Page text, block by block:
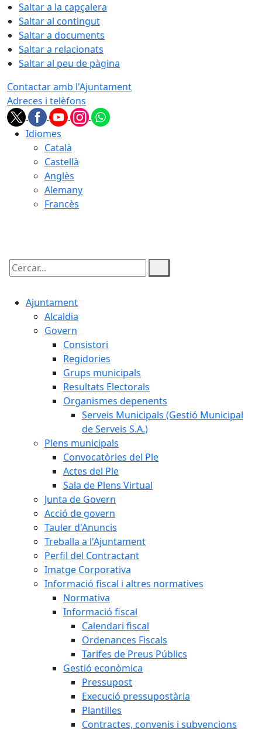
Saltar a la capçalera
Saltar al contingut
Saltar a documents
Saltar a relacionats
Saltar al peu de pàgina
Contactar amb l'Ajuntament
Adreces i telèfons
Idiomes
Català
Castellà
Anglès
Alemany
Francès
Cercar:
Ajuntament
Alcaldia
Govern
Consistori
Regidories
Grups municipals
Resultats Electorals
Organismes depenents
Serveis Municipals (Gestió Municipal
de Serveis S.A.)
Plens municipals
Convocatòries del Ple
Actes del Ple
Sala de Plens Virtual
Junta de Govern
Acció de govern
Tauler d'Anuncis
Treballa a l'Ajuntament
Perfil del Contractant
Imatge Corporativa
Informació fiscal i altres normatives
Normativa
Informació fiscal
Calendari fiscal
Ordenances Fiscals
Tarifes de Preus Públics
Gestió econòmica
Pressupost
Execució pressupostària
Plantilles
Contractes, convenis i subvencions